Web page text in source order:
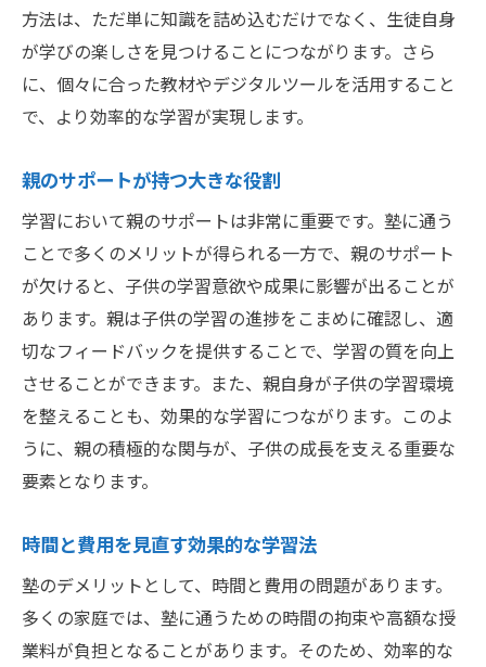
方法は、ただ単に知識を詰め込むだけでなく、生徒自身
が学びの楽しさを見つけることにつながります。さら
に、個々に合った教材やデジタルツールを活用すること
で、より効率的な学習が実現します。
親のサポートが持つ大きな役割
学習において親のサポートは非常に重要です。塾に通う
ことで多くのメリットが得られる一方で、親のサポート
が欠けると、子供の学習意欲や成果に影響が出ることが
あります。親は子供の学習の進捗をこまめに確認し、適
切なフィードバックを提供することで、学習の質を向上
させることができます。また、親自身が子供の学習環境
を整えることも、効果的な学習につながります。このよ
うに、親の積極的な関与が、子供の成長を支える重要な
要素となります。
時間と費用を見直す効果的な学習法
塾のデメリットとして、時間と費用の問題があります。
多くの家庭では、塾に通うための時間の拘束や高額な授
業料が負担となることがあります。そのため、効率的な